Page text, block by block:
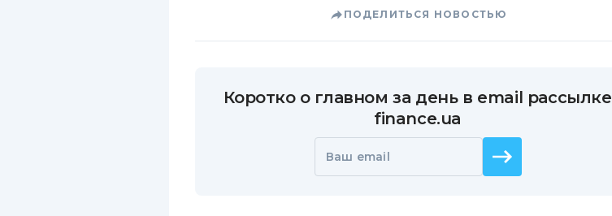
ПОДЕЛИТЬСЯ НОВОСТЬЮ
Коротко о главном за день в email рассылке
finance.ua
Ваш email